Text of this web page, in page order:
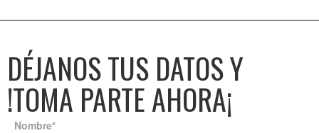
DÉJANOS TUS DATOS Y
!TOMA PARTE AHORA¡
Nombre*